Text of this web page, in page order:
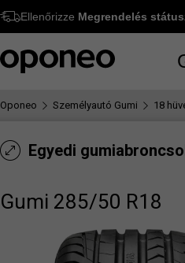
Ctrl M
Ellenőrizze Megrendelés
Oponeo Személyautó Gumi 18
Egyedi
Gumi 285/50 R18